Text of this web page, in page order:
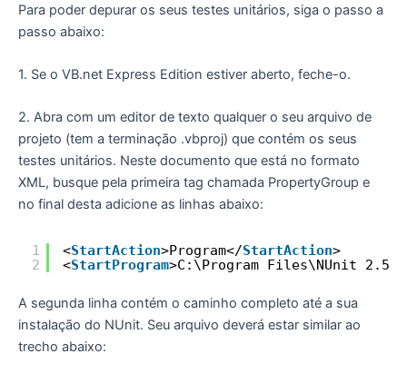
Para poder depurar os seus testes unitários, siga o passo a
passo abaixo:
1. Se o VB.net Express Edition estiver aberto, feche-o.
2. Abra com um editor de texto qualquer o seu arquivo de
projeto (tem a terminação .vbproj) que contém os seus
testes unitários. Neste documento que está no formato
XML, busque pela primeira tag chamada PropertyGroup e
no final desta adicione as linhas abaixo:
1
2
<StartAction>Program</StartAction>
<StartProgram>C:\Program Files\NUnit
A segunda linha contém o caminho completo até a sua
instalação do NUnit. Seu arquivo deverá estar similar ao
trecho abaixo: